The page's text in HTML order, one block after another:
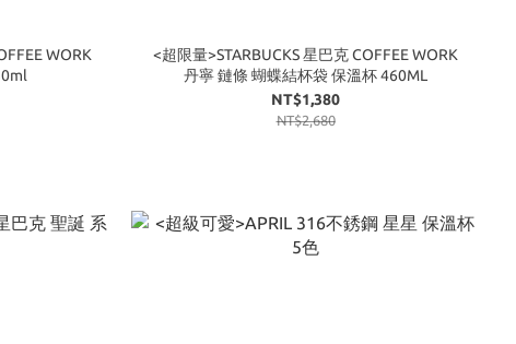
WORK
<超限量>STARBUCKS 星巴克 COFFEE WORK
丹寧 鏈條 蝴蝶結杯袋 保溫杯 460ML
NT$1,380
NT$2,680